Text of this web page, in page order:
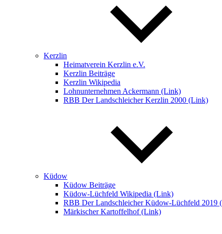
Kerzlin
Heimatverein Kerzlin e.V.
Kerzlin Beiträge
Kerzlin Wikipedia
Lohnunternehmen Ackermann (Link)
RBB Der Landschleicher Kerzlin 2000 (Link)
Küdow
Küdow Beiträge
Küdow-Lüchfeld Wikipedia (Link)
RBB Der Landschleicher Küdow-Lüchfeld 2019
Märkischer Kartoffelhof (Link)